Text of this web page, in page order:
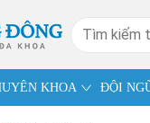
KHOA ĐỘI